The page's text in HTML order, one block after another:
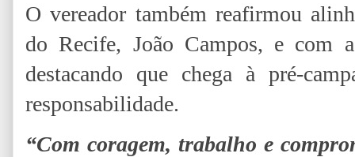
O vereador também reafirmou
do Recife, João Campos, e com
destacando que chega à pré-
responsabilidade.
“Com coragem, trabalho e